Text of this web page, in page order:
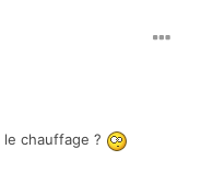
chauffage ?